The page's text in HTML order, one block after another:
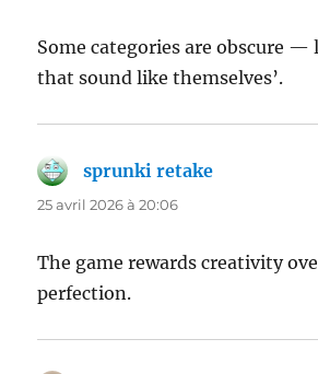
Some categories are obscure —
that sound like themselves’.
sprunki retake
25 avril 2026 à 20:06
The game rewards creativity
perfection.